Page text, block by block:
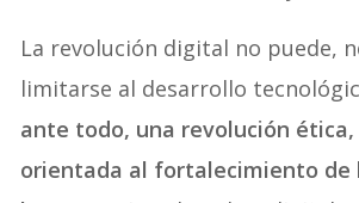
La revolución digital no puede,
limitarse al desarrollo
ante todo, una revolución ética,
orientada al fortalecimiento de